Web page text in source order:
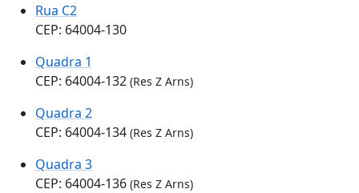
Rua C2
CEP: 64004-130
Quadra 1
CEP: 64004-132 (Res Z Arns)
Quadra 2
CEP: 64004-134 (Res Z Arns)
Quadra 3
CEP: 64004-136 (Res Z Arns)